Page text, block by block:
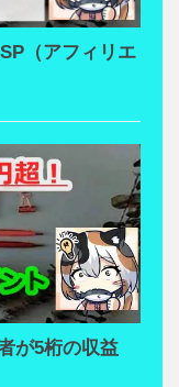
（アフィリエ
が5桁の収益